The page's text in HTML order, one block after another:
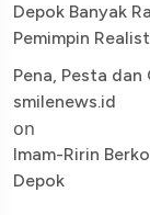
Depok Banyak
Pemimpin
Pena, Pesta
smilenews.id
on
Imam-Ririn
Depok